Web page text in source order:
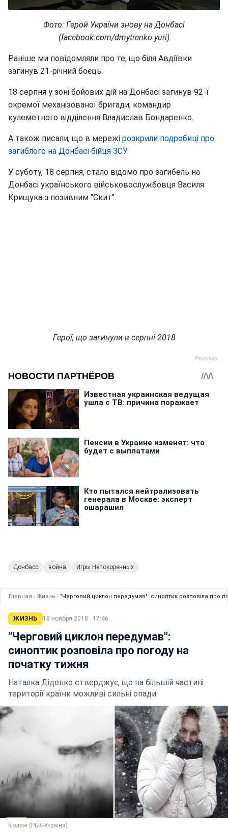
Фото: Герой України знову на Донбасі
(facebook.com/dmytrenko.yuri)
Раніше ми повідомляли про те, що біля Авдіївки
загинув 21-річний боєць.
18 серпня у зоні бойових дій на Донбасі загинув 92-ї
окремої механізованої бригади, командир
кулеметного відділення Владислав Бондаренко.
А також писали, що в мережі розкрили подробиці про
загиблого на Донбасі бійця ЗСУ.
У суботу, 18 серпня, стало відомо про загибель на
Донбасі українського військовослужбовця Василя
Крищука з позивним "Скит".
Герої, що загинули в серпні 2018
Донбасс война Игры Непокоренных
Главная › Жизнь › "Черговий циклон передумав": синоптик розповіла про
ЖИЗНЬ 18 ноября 2018 · 17:46
"Черговий циклон передумав":
синоптик розповіла про погоду на
початку тижня
Наталка Діденко стверджує, що на більшій частині
території країни можливі сильні опади
Колаж (РБК-Україна)